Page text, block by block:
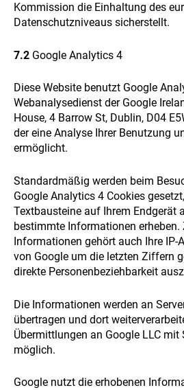
Kommission die Einhaltung des
Datenschutzniveaus sicherstellt.
7.2 Google Analytics 4
Diese Website benutzt Google
Webanalysedienst der Google
House, 4 Barrow St, Dublin, D04
der eine Analyse Ihrer Benutzung
ermöglicht.
Standardmäßig werden beim
Google Analytics 4 Cookies
Textbausteine auf Ihrem Endgerät
bestimmte Informationen
Informationen gehört auch Ihre IP-
von Google um die letzten Ziffern
direkte Personenbeziehbarkeit
Die Informationen werden an
übertragen und dort
Übermittlungen an Google LLC mit
möglich.
Google nutzt die erhobenen